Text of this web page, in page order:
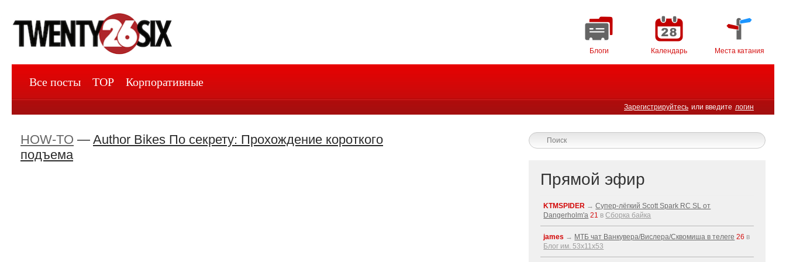
Блоги Календарь Места катания
Зарегистрируйтесь или введите логин
Все посты TOP Корпоративные
HOW-TO — Author Bikes По секрету: Прохождение короткого
подъема
Прямой эфир
KTMSPIDER →Супер-лёгкий Scott Spark RC SL от
Dangerholm'a 21 вСборка байка
james → МТБ чат Ванкувера/Вислера/Сквомиша в телеге 26 в
Блог им. 53x11x53